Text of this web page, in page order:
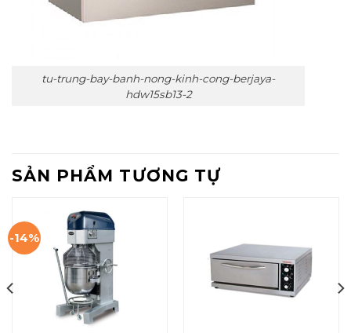
tu-trung-bay-banh-nong-kinh-cong-berjaya-
hdw15sb13-2
SẢN PHẨM TƯƠNG TỰ
-14%